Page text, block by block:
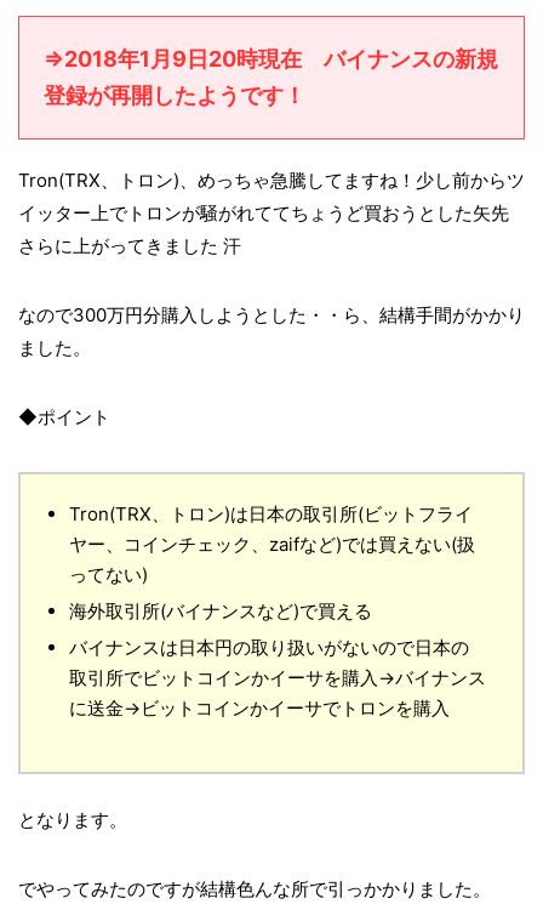
⇒2018年1月9日20時現在 バイナンスの新規
登録が再開したようです！
Tron(TRX、トロン)、めっちゃ急騰してますね！少し前からツ
イッター上でトロンが騒がれててちょうど買おうとした矢先
さらに上がってきました 汗
なので300万円分購入しようとした・・ら、結構手間がかかり
ました。
◆ポイント
Tron(TRX、トロン)は日本の取引所(ビットフライ
ヤー、コインチェック、zaifなど)では買えない(扱
ってない)
海外取引所(バイナンスなど)で買える
バイナンスは日本円の取り扱いがないので日本の
取引所でビットコインかイーサを購入→バイナンス
に送金→ビットコインかイーサでトロンを購入
となります。
でやってみたのですが結構色んな所で引っかかりました。